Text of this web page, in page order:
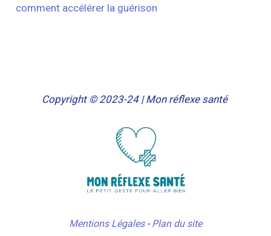
comment accélérer la guérison
Copyright © 2023-24 | Mon réflexe santé
Mentions Légales-Plan du site